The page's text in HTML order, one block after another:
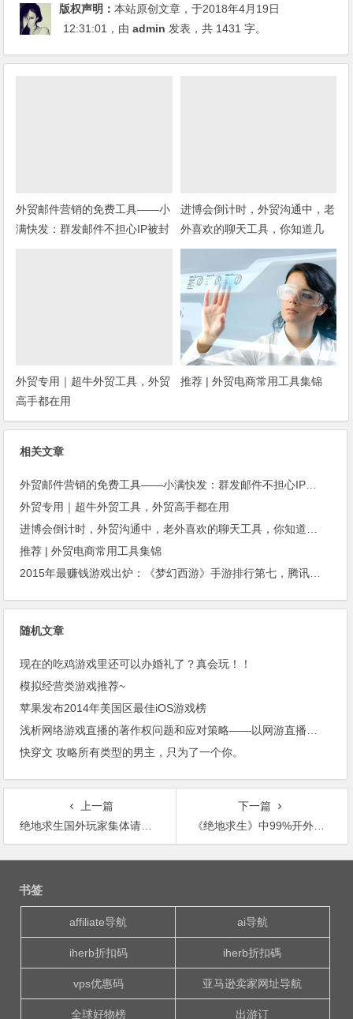
版权声明：本站原创文章，于2018年4月19日
12:31:01 ，由admin 发表，共 1431 字。
外贸邮件营销的免费工具——小
满快发：群发邮件不担心IP被封
进博会倒计时，外贸沟通中，老
外喜欢的聊天工具，你知道几
种？
外贸专用｜超牛外贸工具，外贸
高手都在用
推荐 | 外贸电商常用工具集锦
相关文章
外贸邮件营销的免费工具——小满快发：群发邮件不担心IP被封
外贸专用｜超牛外贸工具，外贸高手都在用
进博会倒计时，外贸沟通中，老外喜欢的聊天工具，你知道几种？
推荐 | 外贸电商常用工具集锦
2015年最赚钱游戏出炉：《梦幻西游》手游排行第七，腾讯总收入进前三
随机文章
现在的吃鸡游戏里还可以办婚礼了？真会玩！！
模拟经营类游戏推荐~
苹果发布2014年美国区最佳iOS游戏榜
浅析网络游戏直播的著作权问题和应对策略——以网游直播第一案为例
快穿文 攻略所有类型的男主，只为了一个你。
上一篇
绝地求生国外玩家集体请愿：“中国玩家滚出游戏！”
下一篇
《绝地求生》中99%开外挂的是中国人，游戏烂还是素质差？｜军武游戏
文
书签
affiliate导航 ai导航
iherb折扣码 iherb折扣碼
vps优惠码 亚马逊卖家网址导航
全球好物榜 出游订